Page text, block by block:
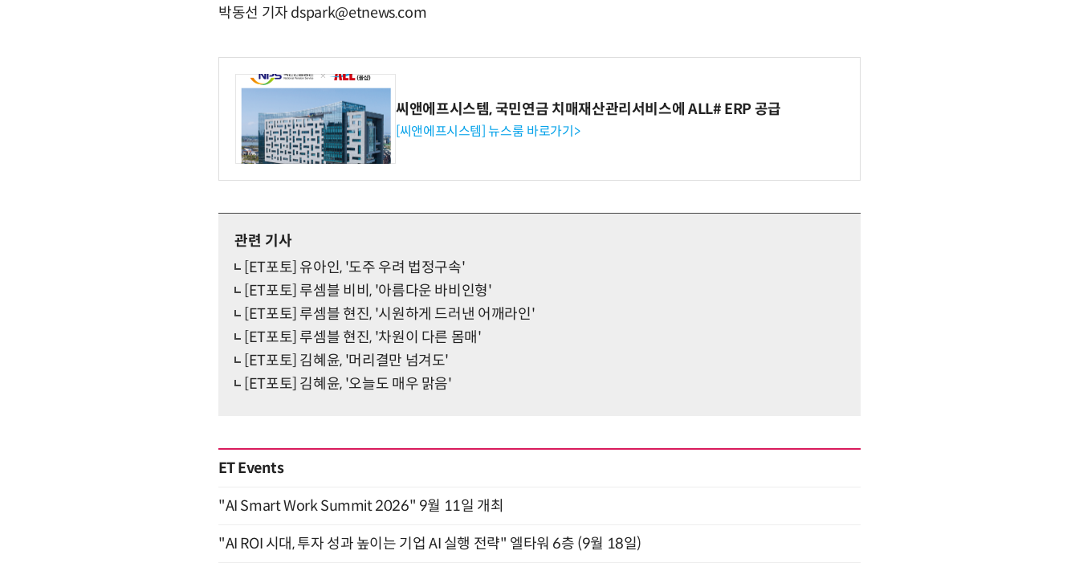
박동선 기자 dspark@etnews.com
씨앤에프시스템, 국민연금 치매재산관리서비스에 ALL# ERP 공급
[씨앤에프시스템] 뉴스룸 바로가기>
관련 기사
[ET포토] 유아인, '도주 우려 법정구속'
[ET포토] 루셈블 비비, '아름다운 바비인형'
[ET포토] 루셈블 현진, '시원하게 드러낸 어깨라인'
[ET포토] 루셈블 현진, '차원이 다른 몸매'
[ET포토] 김혜윤, '머리결만 넘겨도'
[ET포토] 김혜윤, '오늘도 매우 맑음'
ET Events
"AI Smart Work Summit 2026" 9월 11일 개최
"AI ROI 시대, 투자 성과 높이는 기업 AI 실행 전략" 엘타워 6층 (9월 18일)